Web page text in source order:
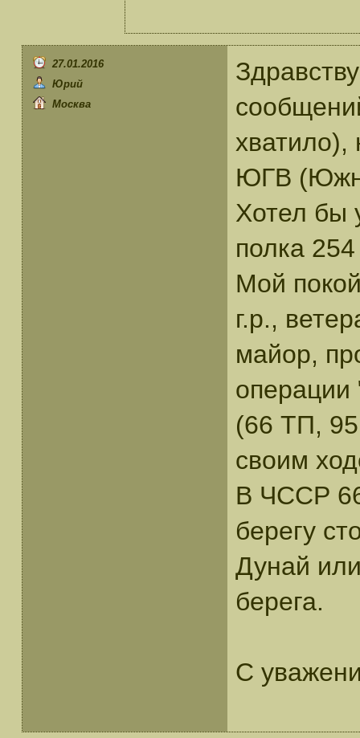
27.01.2016
Юрий
Москва
ЮГВ
Хотел бы
полка
Мой
г.р.,
майор,
операции
(66 ТП,
своим
В ЧССР
берегу
Дунай
берега.
С